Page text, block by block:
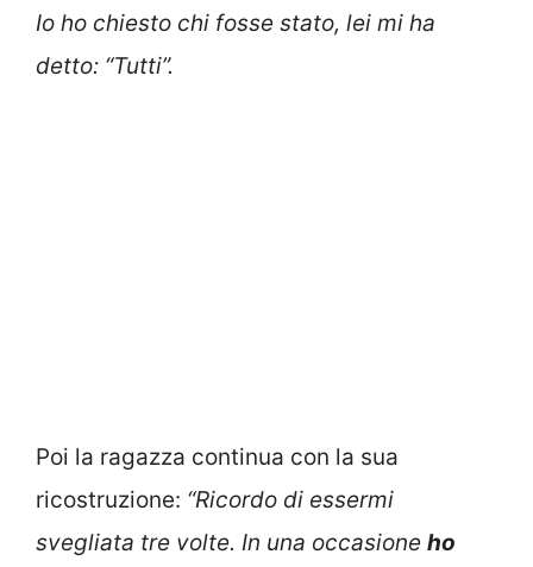
Io ho chiesto chi fosse stato, lei mi ha
detto: “Tutti”.
Poi la ragazza continua con la sua
ricostruzione: “Ricordo di essermi
svegliata tre volte. In una occasione ho